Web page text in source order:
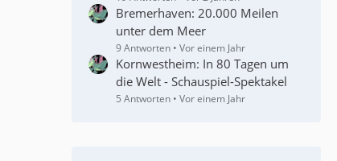
Bremerhaven: 20.000 Meilen
unter dem Meer
9 Antworten Vor einem Jahr
Kornwestheim: In 80 Tagen um
die Welt - Schauspiel-Spektakel
5 Antworten Vor einem Jahr